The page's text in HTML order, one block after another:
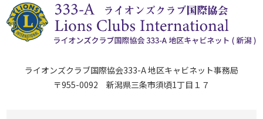
ライオンズクラブ国際協会333-A 地区キャビネット事務局
〒955-0092 新潟県三条市須頃1丁目１７